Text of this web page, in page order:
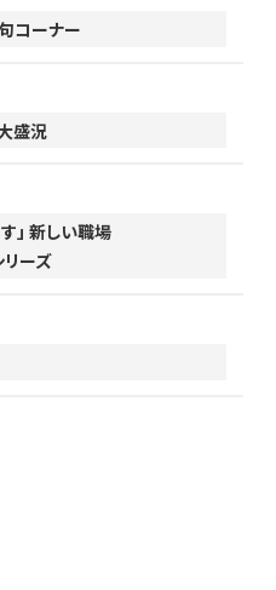
コーナー
盛況
」 新しい職場
ーズ